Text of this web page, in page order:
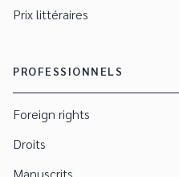
Prix littéraires
PROFESSIONNELS
Foreign rights
Droits